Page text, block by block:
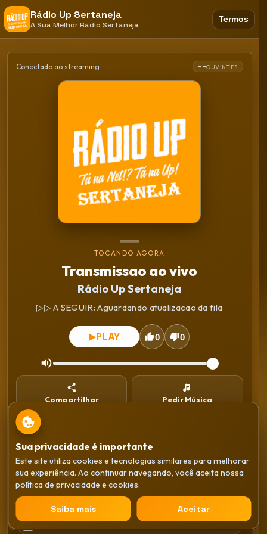
Rádio Up Sertaneja
A Sua Melhor Rádio Sertaneja
Termos
Conectado ao streaming --OUVINTES
TOCANDO AGORA
Transmissao ao vivo
Rádio Up Sertaneja
▷▷ A SEGUIR: Aguardando atualizacao da fila
▶PLAY 0 0
Compartilhar Pedir Música
Gêneros
Sertaneja
Anos 80
Sua privacidade é importante
Este site utiliza cookies e tecnologias similares para melhorar
sua experiência. Ao continuar navegando, você aceita nossa
política de privacidade e cookies.
Saiba mais Aceitar
Transmissao ao vivo
Rádio Up Sertaneja
▶PLAY
×